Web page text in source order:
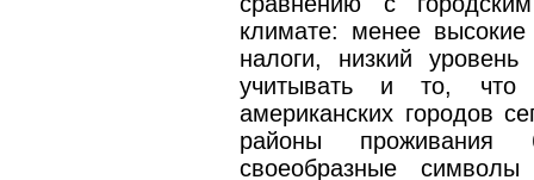
климате: менее
налоги, низкий
учитывать и то, что
американских городов
районы проживания
своеобразные